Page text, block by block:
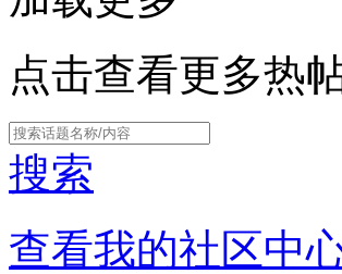
点击查看更多热
搜索
查看我的社区中